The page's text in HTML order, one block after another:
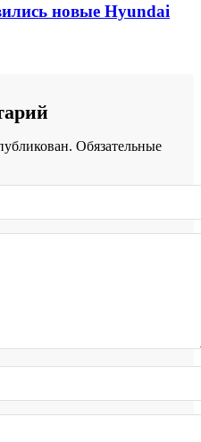
новые Hyundai
Обязательные